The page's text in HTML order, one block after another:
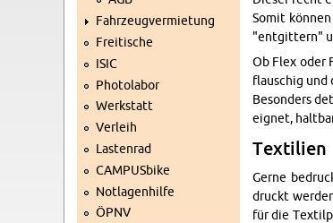
Fahr­zeug­ver­mie­tung
Frei­ti­sche
ISIC
Pho­to­la­bor
Werk­statt
Ver­leih
Las­ten­rad
CAM­PUS­bike
Not­la­gen­hil­fe
ÖPNV
Somit
"ent­git­tern"
Ob Flex oder
flau­schig und
Be­son­ders
eig­net,
Tex­ti­li­en
Gerne
druckt
für die